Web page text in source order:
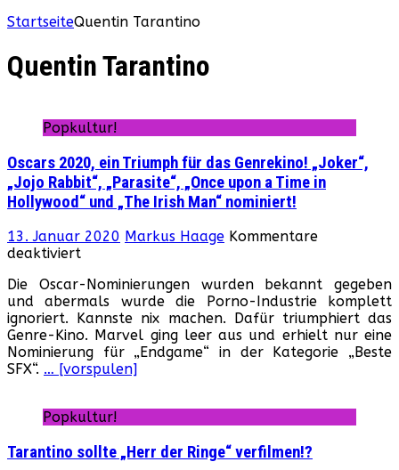
StartseiteQuentin Tarantino
Quentin Tarantino
Popkultur!
Oscars 2020, ein Triumph für das Genrekino! „Joker“,
„Jojo Rabbit“, „Parasite“, „Once upon a Time in
Hollywood“ und „The Irish Man“ nominiert!
13. Januar 2020 Markus Haage Kommentare
deaktiviertfür
2020,
ein
Triumph
für
das
Genrekino!
„Jojo
Rabbit“,
„Once
Die Oscar-Nominierungen wurden bekannt gegeben
und abermals wurde die Porno-Industrie komplett
ignoriert. Kannste nix machen. Dafür triumphiert das
Genre-Kino. Marvel ging leer aus und erhielt nur eine
Nominierung für „Endgame“ in der Kategorie „Beste
SFX“. … [vorspulen]
Popkultur!
Tarantino sollte „Herr der Ringe“ verfilmen!?